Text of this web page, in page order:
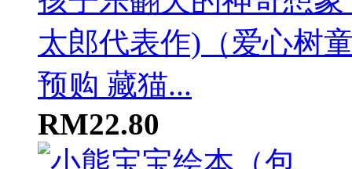
预购 藏猫...
RM22.80